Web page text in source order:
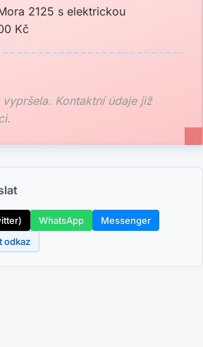
2125 s elektrickou
Kč
Kontaktní údaje již
WhatsApp
Messenger
odkaz